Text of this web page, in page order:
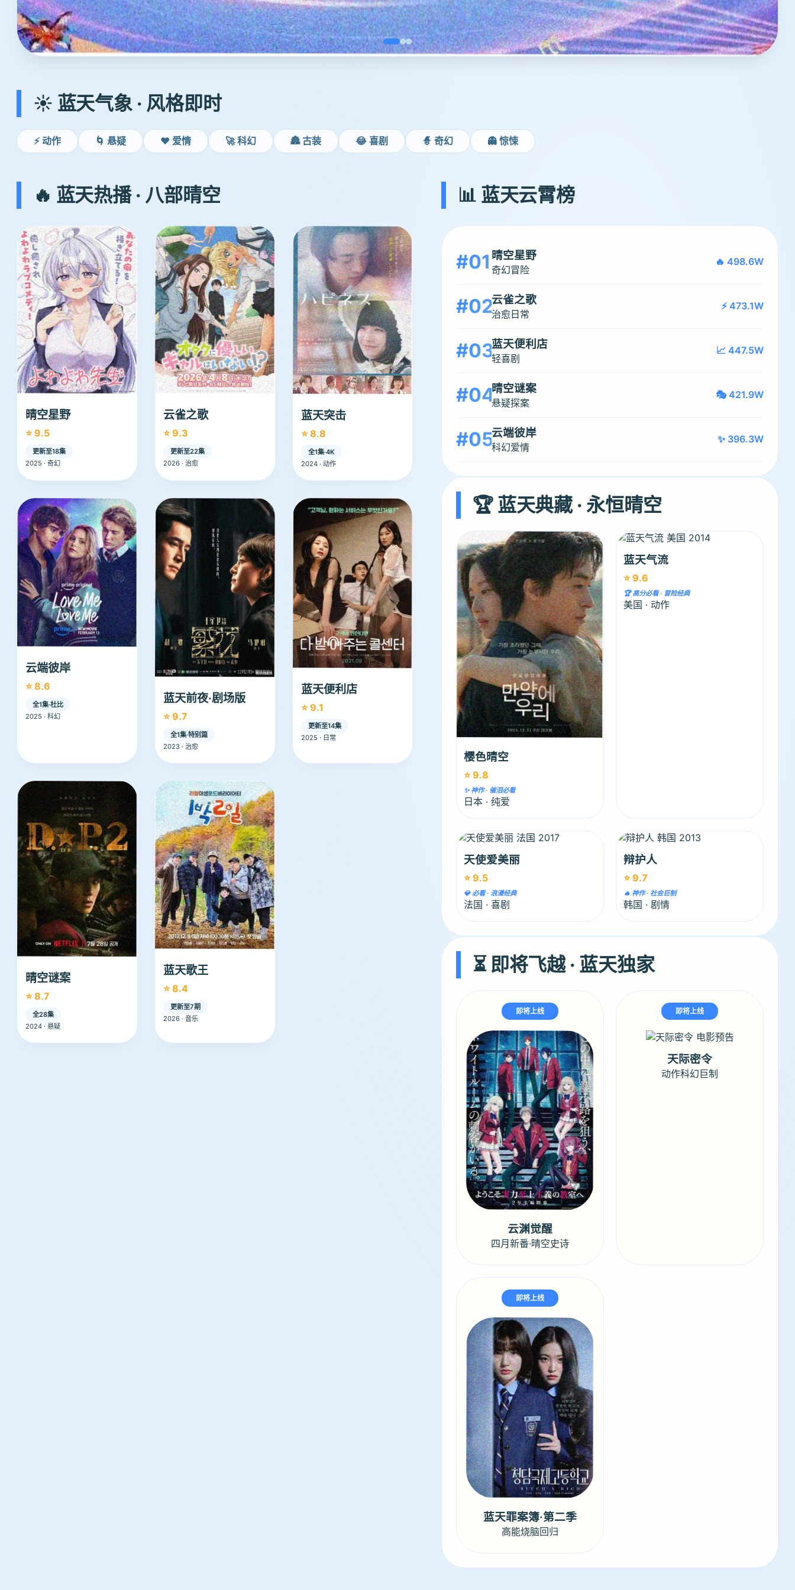
☀️ 蓝天气象 · 风格即时
⚡ 动作 🌀 悬疑 ❤️ 爱情 🚀 科幻 🏯 古装 😂 喜剧 🧙 奇幻 👻 惊悚
🔥 蓝天热播 · 八部晴空
晴空星野
⭐ 9.5
更新至18集
2025 · 奇幻
云雀之歌
⭐ 9.3
更新至22集
2026 · 治愈
蓝天突击
⭐ 8.8
全1集·4K
2024 · 动作
云端彼岸
⭐ 8.6
全1集·杜比
2025 · 科幻
蓝天前夜·剧场版
⭐ 9.7
全1集·特别篇
2023 · 治愈
蓝天便利店
⭐ 9.1
更新至14集
2025 · 日常
晴空谜案
⭐ 8.7
全28集
2024 · 悬疑
蓝天歌王
⭐ 8.4
更新至7期
2026 · 音乐
📊 蓝天云霄榜
#01 晴空星野
奇幻冒险
🔥 498.6W
#02云雀之歌
治愈日常
⚡ 473.1W
#03蓝天便利店
轻喜剧
📈 447.5W
#04晴空谜案
悬疑探案
🎭 421.9W
#05云端彼岸
科幻爱情
✨ 396.3W
🏆 蓝天典藏 · 永恒晴空
樱色晴空
⭐ 9.8
✨ 神作 · 催泪必看
日本 · 纯爱
蓝天气流
⭐ 9.6
🏆 高分必看 · 冒险经典
美国 · 动作
天使爱美丽
⭐ 9.5
💎 必看 · 浪漫经典
法国 · 喜剧
辩护人
⭐ 9.7
🔥 神作 · 社会巨制
韩国 · 剧情
⏳ 即将飞越 · 蓝天独家
即将上线
云渊觉醒
四月新番·晴空史诗
即将上线
天际密令
动作科幻巨制
即将上线
蓝天罪案簿·第二季
高能烧脑回归